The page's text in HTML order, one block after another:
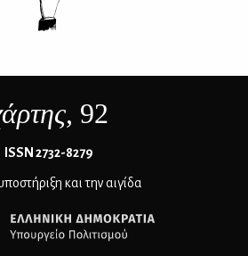
, 92
ΙSSN 2732-8279
και την αιγίδα